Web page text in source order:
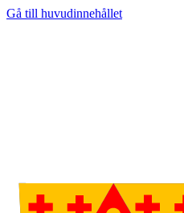
Gå till huvudinnehållet